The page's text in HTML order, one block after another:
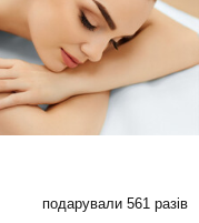
подарували 561 разів